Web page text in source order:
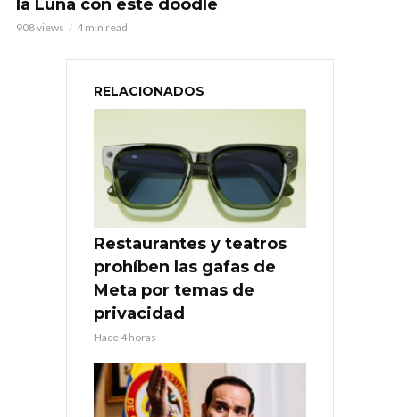
la Luna con este doodle
908 views 4 min read
RELACIONADOS
Restaurantes y teatros
prohíben las gafas de
Meta por temas de
privacidad
Hace 4 horas